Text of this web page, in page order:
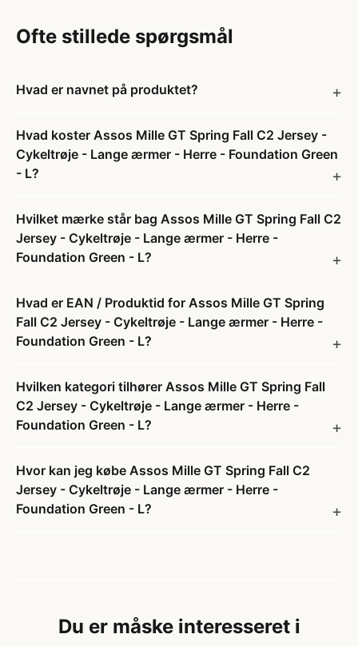
Ofte stillede spørgsmål
Hvad er navnet på produktet?
Hvad koster Assos Mille GT Spring Fall C2 Jersey -
Cykeltrøje - Lange ærmer - Herre - Foundation Green
- L?
Hvilket mærke står bag Assos Mille GT Spring Fall C2
Jersey - Cykeltrøje - Lange ærmer - Herre -
Foundation Green - L?
Hvad er EAN / Produktid for Assos Mille GT Spring
Fall C2 Jersey - Cykeltrøje - Lange ærmer - Herre -
Foundation Green - L?
Hvilken kategori tilhører Assos Mille GT Spring Fall
C2 Jersey - Cykeltrøje - Lange ærmer - Herre -
Foundation Green - L?
Hvor kan jeg købe Assos Mille GT Spring Fall C2
Jersey - Cykeltrøje - Lange ærmer - Herre -
Foundation Green - L?
Du er måske interesseret i